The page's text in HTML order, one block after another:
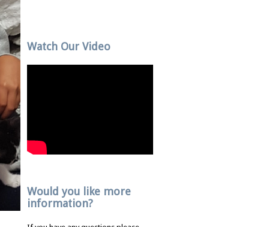
Watch Our Video
Would you like more
information?